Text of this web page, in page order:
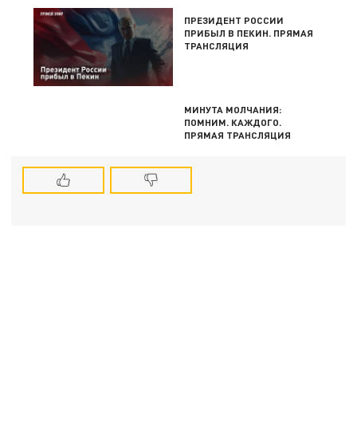
ПРЕЗИДЕНТ РОССИИ
ПРИБЫЛ В ПЕКИН. ПРЯМАЯ
ТРАНСЛЯЦИЯ
МИНУТА МОЛЧАНИЯ:
ПОМНИМ. КАЖДОГО.
ПРЯМАЯ ТРАНСЛЯЦИЯ